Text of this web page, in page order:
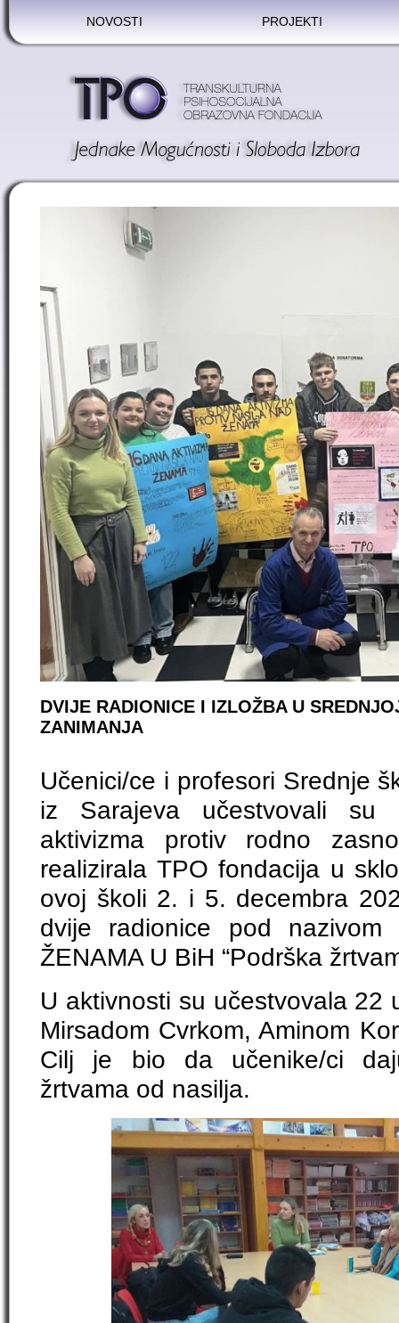
NOVOSTI PROJEKTI
DVIJE RADIONICE I IZLOŽBA U
ZANIMANJA
Učenici/ce i profesori Srednje
iz Sarajeva učestvovali su
aktivizma protiv rodno
realizirala TPO fondacija u
ovoj školi 2. i 5. decembra
dvije radionice pod
ŽENAMA U BiH “Podrška
U aktivnosti su učestvovala 22
Mirsadom Cvrkom, Aminom
Cilj je bio da učenike/ci
žrtvama od nasilja.